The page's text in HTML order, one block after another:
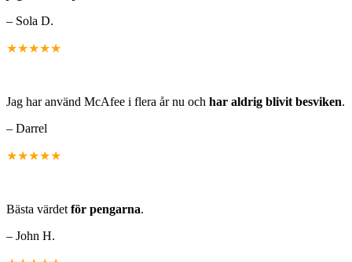
– Sola D.
★★★★★
Jag har använd McAfee i flera år nu och har aldrig blivit besviken.
– Darrel
★★★★★
Bästa värdet för pengarna.
– John H.